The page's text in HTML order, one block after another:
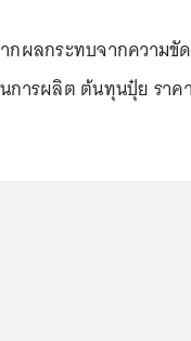
กผลกระทบจากความขัด
การผลิต ต้นทุนปุ๋ย ราค